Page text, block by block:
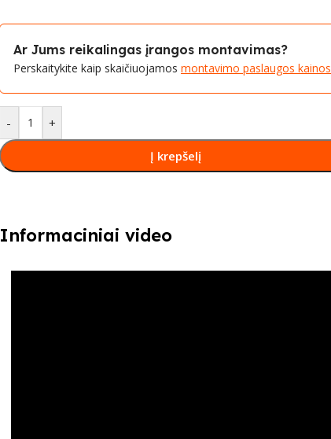
Ar Jums reikalingas įrangos montavimas?
Perskaitykite kaip skaičiuojamos montavimo paslaugos kainos
- +
Į krepšelį
Informaciniai video